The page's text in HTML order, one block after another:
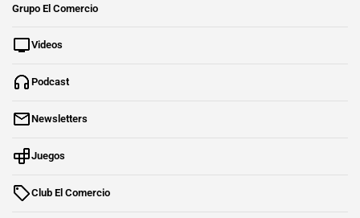
Grupo El Comercio
Videos
Podcast
Newsletters
Juegos
Club El Comercio